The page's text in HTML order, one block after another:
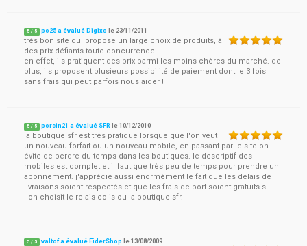
5 / 5 po25 a évalué Digixo le 23/11/2011
très bon site qui propose un large choix de produits, à
des prix défiants toute concurrence.
en effet, ils pratiquent des prix parmi les moins chères du marché. de
plus, ils proposent plusieurs possibilité de paiement dont le 3 fois
sans frais qui peut parfois nous aider !
5 / 5 porcin21 a évalué SFR le10/12/2010
la boutique sfr est très pratique lorsque que l'on veut
un nouveau forfait ou un nouveau mobile, en passant par le site on
évite de perdre du temps dans les boutiques. le descriptif des
mobiles est complet et il faut que très peu de temps pour prendre un
abonnement. j'apprécie aussi énormément le fait que les délais de
livraisons soient respectés et que les frais de port soient gratuits si
l'on choisit le relais colis ou la boutique sfr.
5 / 5 valtof a évalué EiderShop le13/08/2009